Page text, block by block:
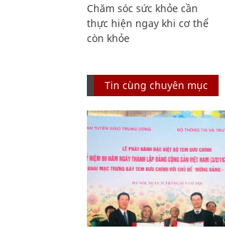
Chăm sóc sức khỏe cần
thực hiện ngay khi cơ thể
còn khỏe
Tin cùng chuyên mục